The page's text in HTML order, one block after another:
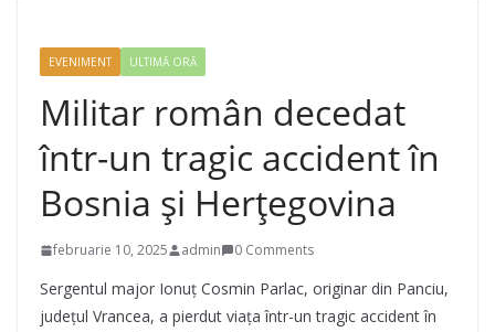
EVENIMENT ULTIMĂ ORĂ
Militar român decedat
într-un tragic accident în
Bosnia și Herțegovina
februarie 10, 2025 admin 0 Comments
Sergentul major Ionuț Cosmin Parlac, originar din Panciu,
județul Vrancea, a pierdut viața într-un tragic accident în